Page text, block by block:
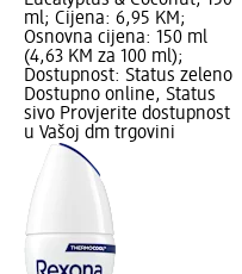
ml; Cijena: 6,95 KM;
Osnovna cijena: 150 ml
(4,63 KM za 100 ml);
Dostupnost: Status zeleno
Dostupno online, Status
sivo Provjerite dostupnost
u Vašoj dm trgovini